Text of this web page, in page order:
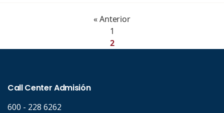
« Anterior
1
2